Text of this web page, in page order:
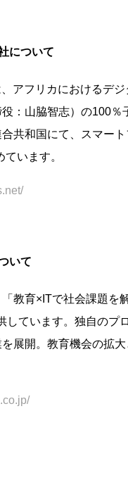
について
アフリカにおけるデ
：山脇智志）の100
共和国にて、スマー
います。
いて
教育×ITで社会課題を
しています。独自のプ
展開。教育機会の拡